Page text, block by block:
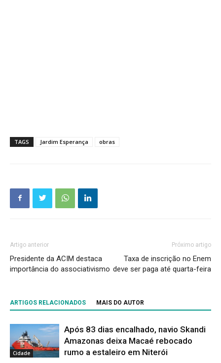
TAGS Jardim Esperança obras
Artigo anterior
Presidente da ACIM destaca
importância do associativismo
Próximo artigo
Taxa de inscrição no Enem
deve ser paga até quarta-feira
ARTIGOS RELACIONADOS MAIS DO AUTOR
Cidade
Após 83 dias encalhado, navio Skandi
Amazonas deixa Macaé rebocado
rumo a estaleiro em Niterói